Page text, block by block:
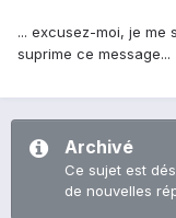
... excusez-moi, je me
suprime ce message...
Archivé
Ce sujet est
de nouvelles